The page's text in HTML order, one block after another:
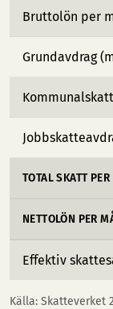
Bruttolön per
Grundavdrag
TOTAL SKATT
NETTOLÖN PER
Effektiv
Källa: Skatteverket